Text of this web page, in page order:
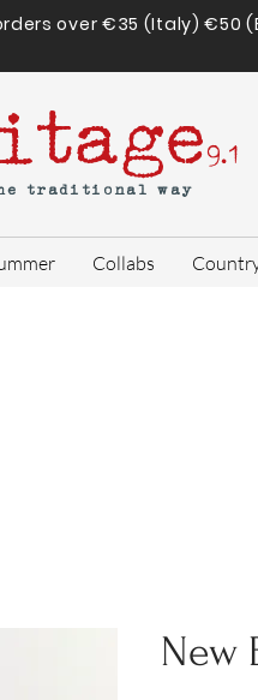
over €35 (Italy) €50
9.1
traditional way
Collabs
New